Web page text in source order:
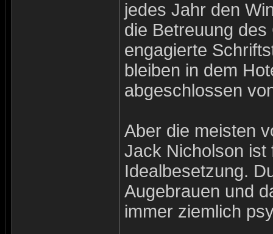
jedes Jahr den
die Betreuung
engagierte
bleiben in dem
abgeschlossen
Aber die meisten
Jack Nicholson
Idealbesetzung.
Augebrauen und
immer ziemlich